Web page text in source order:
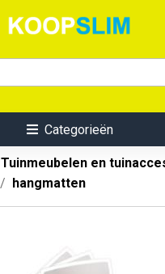
Categorieën
Tuinmeubelen en
hangmatten